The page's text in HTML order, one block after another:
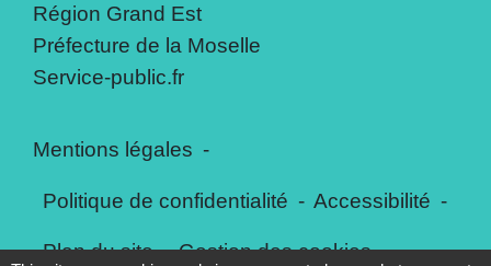
Région Grand Est
Préfecture de la Moselle
Service-public.fr
Mentions légales -
Politique de confidentialité - Accessibilité -
Plan du site - Gestion des cookies